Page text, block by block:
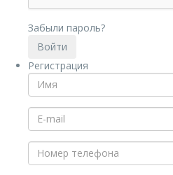
Забыли пароль?
Регистрация